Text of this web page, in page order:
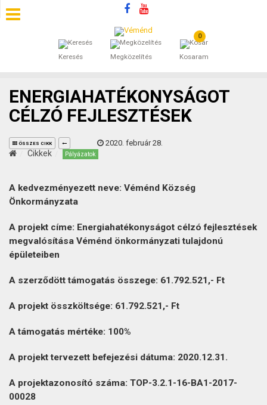
Keresés Megközelítés
0
Kosaram
SZÁLLÁSOK
ÁLTALÁNOS SZERZŐDÉSI FELTÉTELEK
KINCSES BARANYA VÉMÉND
ENERGIAHATÉKONYSÁGOT
CÉLZÓ FEJLESZTÉSEK
ÖSSZES CIKK 2020. február 28.
Cikkek Pályázatok
A kedvezményezett neve: Véménd Község
Önkormányzata
A projekt címe: Energiahatékonyságot célzó fejlesztések
megvalósítása Véménd önkormányzati tulajdonú
épületeiben
A szerződött támogatás összege: 61.792.521,- Ft
A projekt összköltsége: 61.792.521,- Ft
A támogatás mértéke: 100%
A projekt tervezett befejezési dátuma: 2020.12.31.
A projektazonosító száma: TOP-3.2.1-16-BA1-2017-
00028